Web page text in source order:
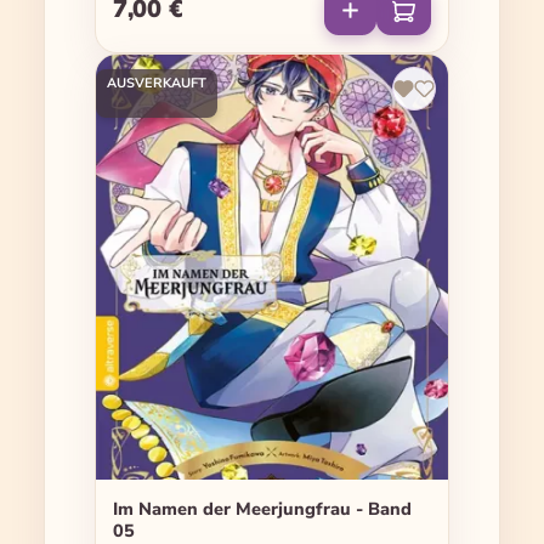
Regulärer Preis:
7,00 €
AUSVERKAUFT
Im Namen der Meerjungfrau - Band
05